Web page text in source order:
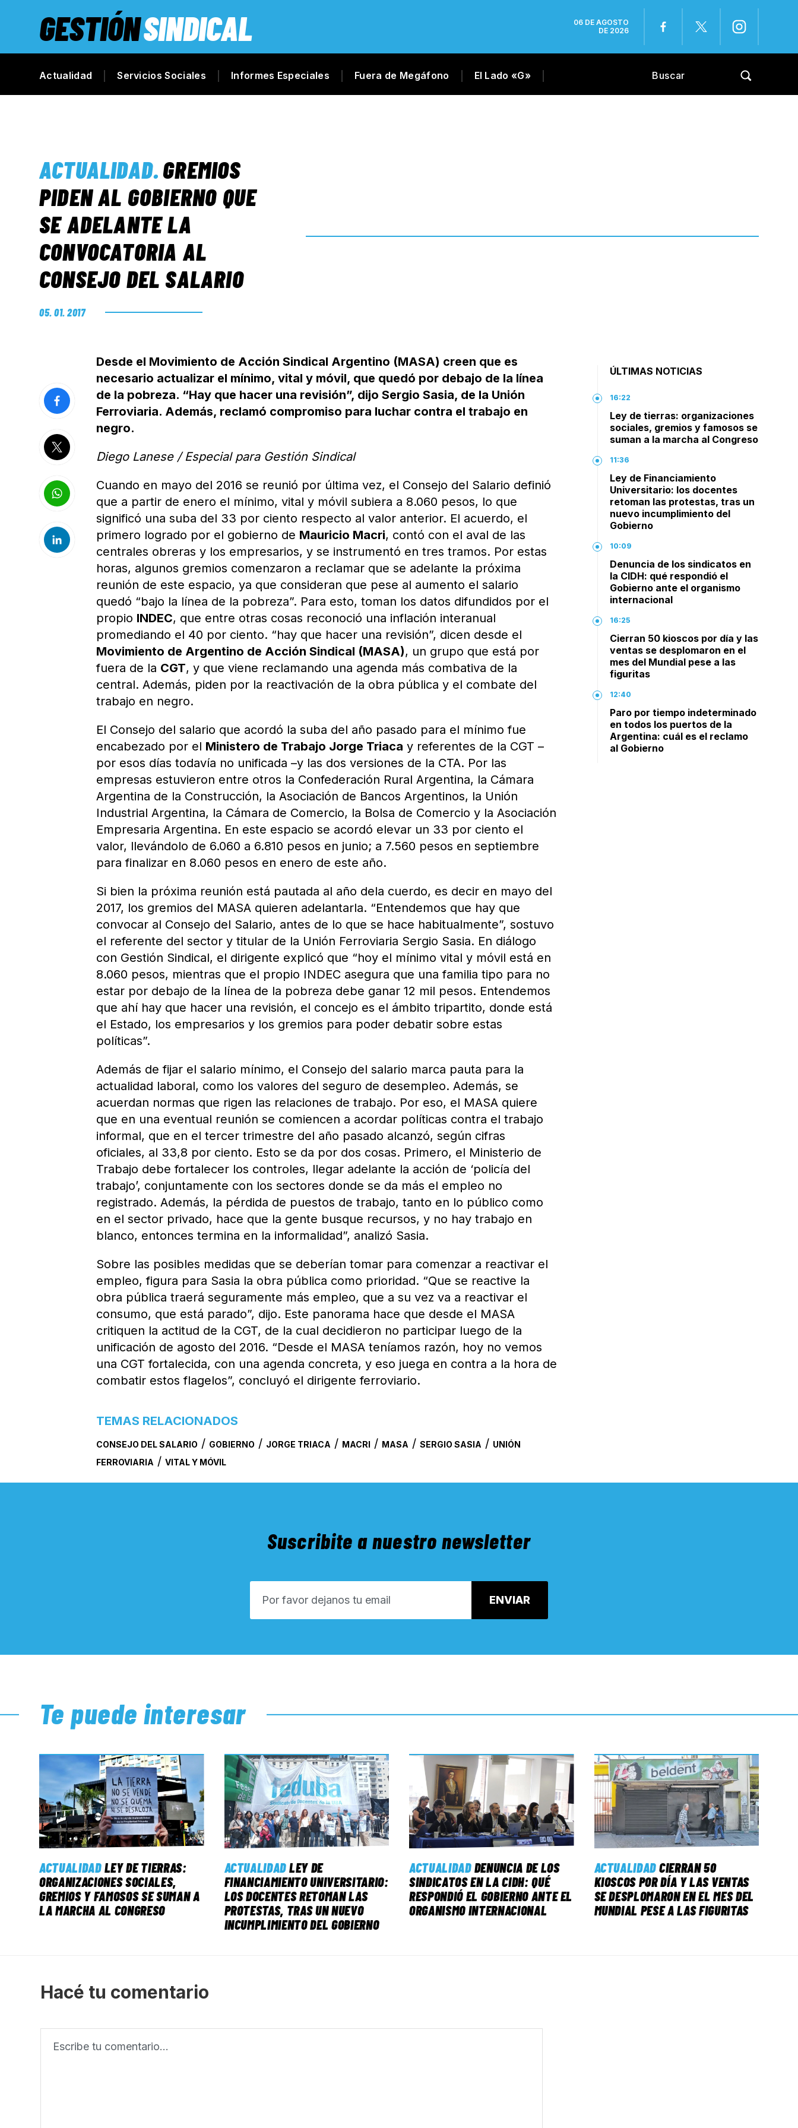
GESTIÓNSINDICAL
06 DE AGOSTO
DE 2026
Actualidad Servicios Sociales Informes Especiales Fuera de Megáfono El Lado «G»
ACTUALIDAD.GREMIOS
PIDEN AL GOBIERNO QUE
SE ADELANTE LA
CONVOCATORIA AL
CONSEJO DEL SALARIO
05. 01. 2017
Desde el Movimiento de Acción Sindical Argentino (MASA) creen que es
necesario actualizar el mínimo, vital y móvil, que quedó por debajo de la línea
de la pobreza. “Hay que hacer una revisión”, dijo Sergio Sasia, de la Unión
Ferroviaria. Además, reclamó compromiso para luchar contra el trabajo en
negro.
Diego Lanese / Especial para Gestión Sindical
Cuando en mayo del 2016 se reunió por última vez, el Consejo del Salario definió
que a partir de enero el mínimo, vital y móvil subiera a 8.060 pesos, lo que
significó una suba del 33 por ciento respecto al valor anterior. El acuerdo, el
primero logrado por el gobierno de Mauricio Macri, contó con el aval de las
centrales obreras y los empresarios, y se instrumentó en tres tramos. Por estas
horas, algunos gremios comenzaron a reclamar que se adelante la próxima
reunión de este espacio, ya que consideran que pese al aumento el salario
quedó “bajo la línea de la pobreza”. Para esto, toman los datos difundidos por el
propio INDEC, que entre otras cosas reconoció una inflación interanual
promediando el 40 por ciento. “hay que hacer una revisión”, dicen desde el
Movimiento de Argentino de Acción Sindical (MASA), un grupo que está por
fuera de la CGT, y que viene reclamando una agenda más combativa de la
central. Además, piden por la reactivación de la obra pública y el combate del
trabajo en negro.
El Consejo del salario que acordó la suba del año pasado para el mínimo fue
encabezado por el Ministero de Trabajo Jorge Triaca y referentes de la CGT –
por esos días todavía no unificada –y las dos versiones de la CTA. Por las
empresas estuvieron entre otros la Confederación Rural Argentina, la Cámara
Argentina de la Construcción, la Asociación de Bancos Argentinos, la Unión
Industrial Argentina, la Cámara de Comercio, la Bolsa de Comercio y la Asociación
Empresaria Argentina. En este espacio se acordó elevar un 33 por ciento el
valor, llevándolo de 6.060 a 6.810 pesos en junio; a 7.560 pesos en septiembre
para finalizar en 8.060 pesos en enero de este año.
Si bien la próxima reunión está pautada al año dela cuerdo, es decir en mayo del
2017, los gremios del MASA quieren adelantarla. “Entendemos que hay que
convocar al Consejo del Salario, antes de lo que se hace habitualmente”, sostuvo
el referente del sector y titular de la Unión Ferroviaria Sergio Sasia. En diálogo
con Gestión Sindical, el dirigente explicó que “hoy el mínimo vital y móvil está en
8.060 pesos, mientras que el propio INDEC asegura que una familia tipo para no
estar por debajo de la línea de la pobreza debe ganar 12 mil pesos. Entendemos
que ahí hay que hacer una revisión, el concejo es el ámbito tripartito, donde está
el Estado, los empresarios y los gremios para poder debatir sobre estas
políticas”.
Además de fijar el salario mínimo, el Consejo del salario marca pauta para la
actualidad laboral, como los valores del seguro de desempleo. Además, se
acuerdan normas que rigen las relaciones de trabajo. Por eso, el MASA quiere
que en una eventual reunión se comiencen a acordar políticas contra el trabajo
informal, que en el tercer trimestre del año pasado alcanzó, según cifras
oficiales, al 33,8 por ciento. Esto se da por dos cosas. Primero, el Ministerio de
Trabajo debe fortalecer los controles, llegar adelante la acción de ‘policía del
trabajo’, conjuntamente con los sectores donde se da más el empleo no
registrado. Además, la pérdida de puestos de trabajo, tanto en lo público como
en el sector privado, hace que la gente busque recursos, y no hay trabajo en
blanco, entonces termina en la informalidad”, analizó Sasia.
Sobre las posibles medidas que se deberían tomar para comenzar a reactivar el
empleo, figura para Sasia la obra pública como prioridad. “Que se reactive la
obra pública traerá seguramente más empleo, que a su vez va a reactivar el
consumo, que está parado”, dijo. Este panorama hace que desde el MASA
critiquen la actitud de la CGT, de la cual decidieron no participar luego de la
unificación de agosto del 2016. “Desde el MASA teníamos razón, hoy no vemos
una CGT fortalecida, con una agenda concreta, y eso juega en contra a la hora de
combatir estos flagelos”, concluyó el dirigente ferroviario.
TEMAS RELACIONADOS
CONSEJO DEL SALARIO / GOBIERNO / JORGE TRIACA / MACRI / MASA /SERGIO SASIA / UNIÓN
FERROVIARIA /VITAL Y MÓVIL
ÚLTIMAS NOTICIAS
16:22
Ley de tierras: organizaciones
sociales, gremios y famosos se
suman a la marcha al Congreso
11:36
Ley de Financiamiento
Universitario: los docentes
retoman las protestas, tras un
nuevo incumplimiento del
Gobierno
10:09
Denuncia de los sindicatos en
la CIDH: qué respondió el
Gobierno ante el organismo
internacional
16:25
Cierran 50 kioscos por día y las
ventas se desplomaron en el
mes del Mundial pese a las
figuritas
12:40
Paro por tiempo indeterminado
en todos los puertos de la
Argentina: cuál es el reclamo
al Gobierno
Suscribite a nuestro newsletter
Te puede interesar
ACTUALIDAD LEY DE TIERRAS:
ORGANIZACIONES SOCIALES,
GREMIOS Y FAMOSOS SE SUMAN A
LA MARCHA AL CONGRESO
ACTUALIDADLEY DE
FINANCIAMIENTO UNIVERSITARIO:
LOS DOCENTES RETOMAN LAS
PROTESTAS, TRAS UN NUEVO
INCUMPLIMIENTO DEL GOBIERNO
ACTUALIDAD DENUNCIA DE LOS
SINDICATOS EN LA CIDH: QUÉ
RESPONDIÓ EL GOBIERNO ANTE EL
ORGANISMO INTERNACIONAL
ACTUALIDADCIERRAN 50
KIOSCOS POR DÍA Y LAS VENTAS
SE DESPLOMARON EN EL MES DEL
MUNDIAL PESE A LAS FIGURITAS
Hacé tu comentario